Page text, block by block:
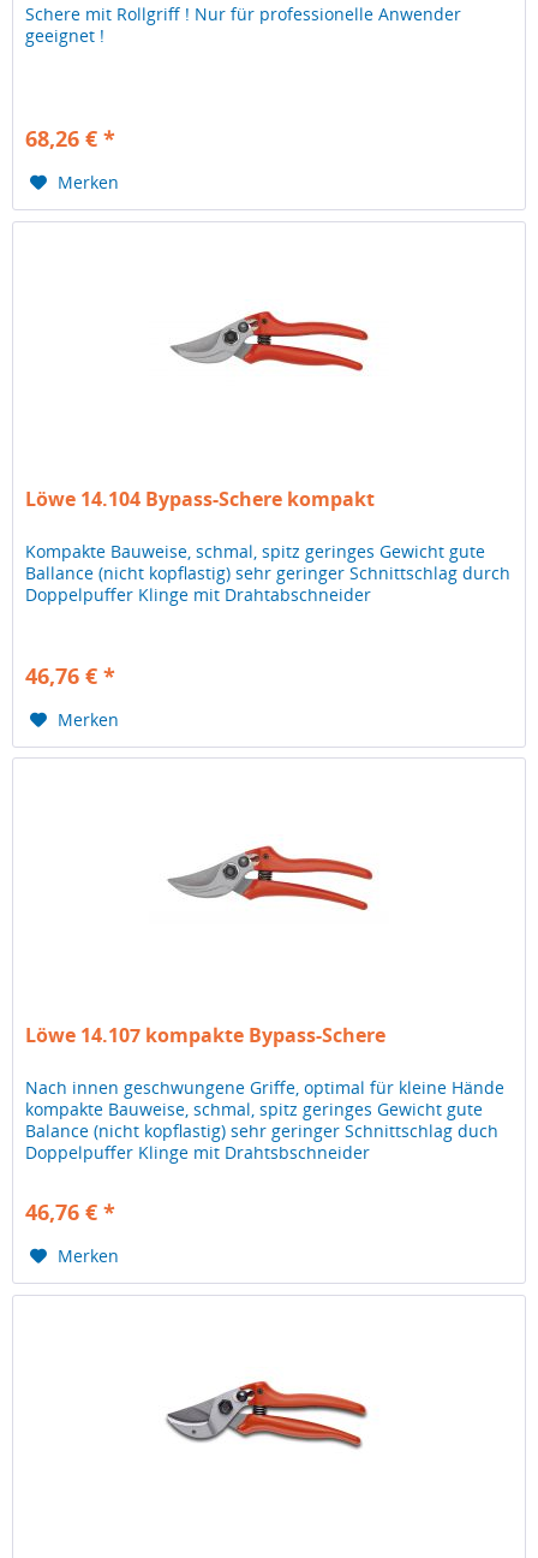
Schere mit Rollgriff ! Nur für professionelle Anwender
geeignet !
68,26 € *
Merken
Löwe 14.104 Bypass-Schere kompakt
Kompakte Bauweise, schmal, spitz geringes Gewicht gute
Ballance (nicht kopflastig) sehr geringer Schnittschlag durch
Doppelpuffer Klinge mit Drahtabschneider
46,76 € *
Merken
Löwe 14.107 kompakte Bypass-Schere
Nach innen geschwungene Griffe, optimal für kleine Hände
kompakte Bauweise, schmal, spitz geringes Gewicht gute
Balance (nicht kopflastig) sehr geringer Schnittschlag duch
Doppelpuffer Klinge mit Drahtsbschneider
46,76 € *
Merken